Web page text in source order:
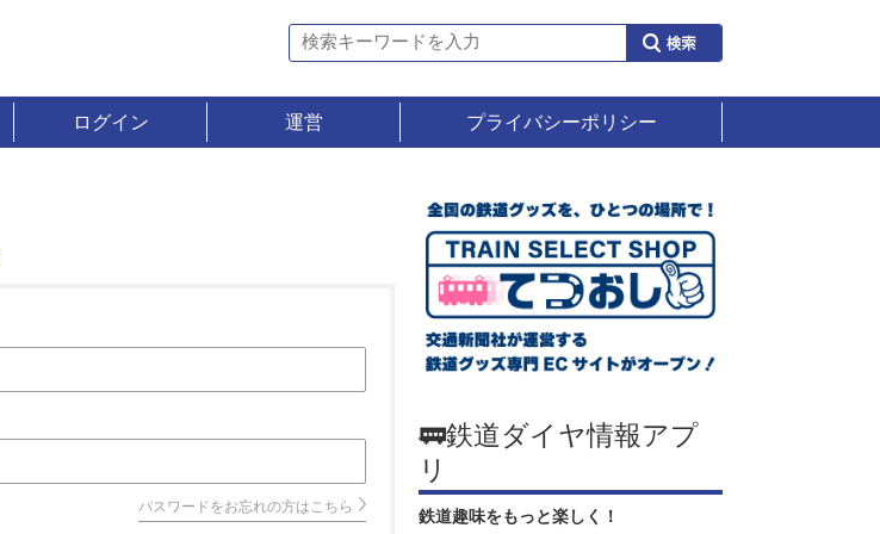
ログイン 運営 プライバシーポリシー
パスワードをお忘れの方はこちら
🚃鉄道ダイヤ情報アプ
リ
鉄道趣味をもっと楽しく！